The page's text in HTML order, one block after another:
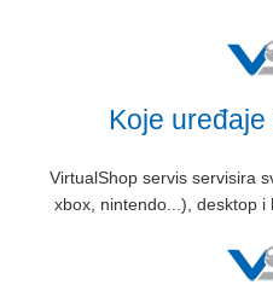
Koje
VirtualShop servis servisira
xbox, nintendo...), desktop i